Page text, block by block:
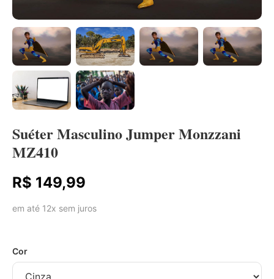
Suéter Masculino Jumper Monzzani
MZ410
R$ 149,99
em até 12x sem juros
Cor